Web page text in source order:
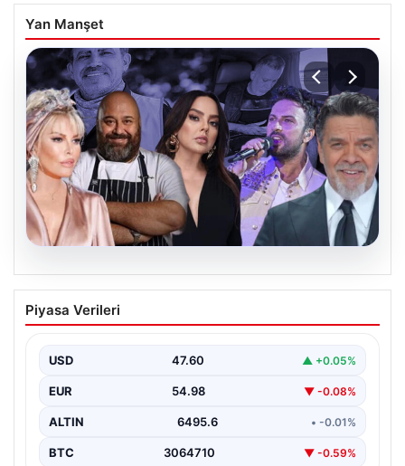
Yan Manşet
06.08.2026
MASAK’tan Ahbap Derneği raporu.
Hangi ünlü ne kadar bağış yaptı?
Bağışlar ve Ünlü İsimlerin Katkıları", "content": "İstanbul
Cumhuriyet…
Piyasa Verileri
USD 47.60 ▲ +0.05%
EUR 54.98 ▼ -0.08%
ALTIN 6495.6 • -0.01%
BTC 3064710 ▼ -0.59%